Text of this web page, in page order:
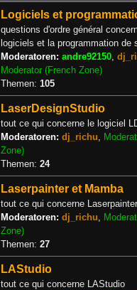
Logiciels et
questions d'ordre général
logiciels et la programmation de
Moderatoren: andre92150
Moderator (French Zone)
Themen: 105
LaserDesignStudio
tout ce qui concerne le logiciel
Moderatoren: dj_richu
Zone)
Themen: 24
Laserpainter et Mamba
tout ce qui concerne
Moderatoren: dj_richu
Zone)
Themen: 27
LAStudio
tout ce qui concerne LAStudio